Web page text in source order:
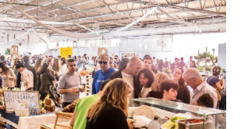
שוק איכרים צילום יח"צ